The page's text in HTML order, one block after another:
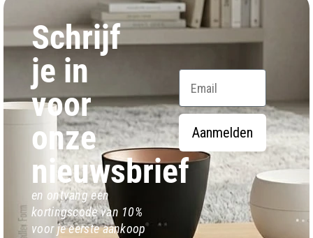
Schrijf
je in
voor
onze
nieuwsbrief
en ontvang een
kortingscode van 10%
voor je eerste aankoop
Email
Aanmelden